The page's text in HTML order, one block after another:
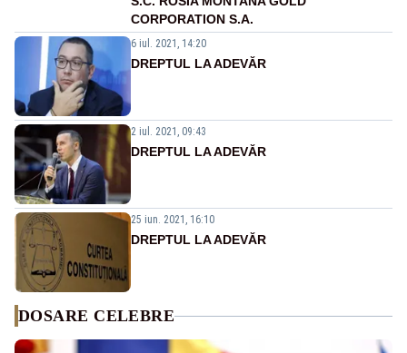
CORPORATION S.A.
6 iul. 2021, 14:20
DREPTUL LA ADEVĂR
2 iul. 2021, 09:43
DREPTUL LA ADEVĂR
25 iun. 2021, 16:10
DREPTUL LA ADEVĂR
DOSARE CELEBRE